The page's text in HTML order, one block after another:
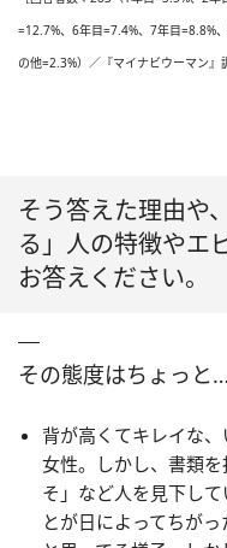
=12.7%、6年目=7.4%、7年目=8.8%
の他=2.3%）／『マイナビウーマン』
そう答えた理由や
る」人の特徴やエ
お答えください。
その態度はちょっと
背が高くてキレイな
女性。しかし、書類
そ」など人を見下し
とが日によってちが